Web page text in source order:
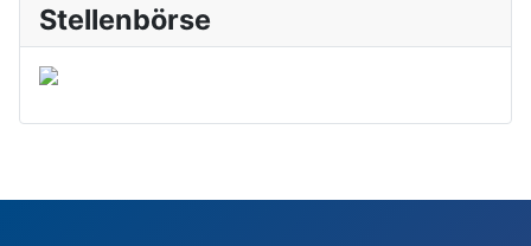
Stellenbörse